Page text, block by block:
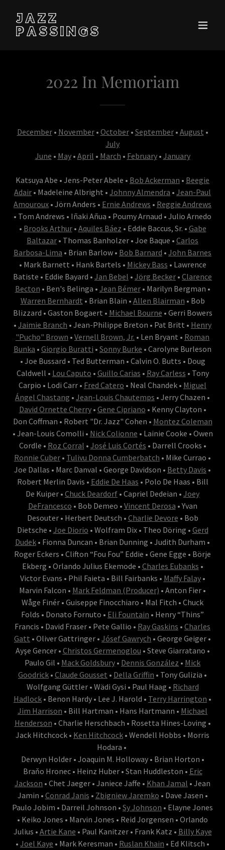
JAZZ
PASSINGS
2022 In Memoriam
December• November• October• September• August •
July
June • May• April • March • February• January
Katsuya Abe • Jens-Peter Abele • Bob Ackerman • Beegie
Adair • Madeleine Albright • Johnny Almendra • Jean-Paul
Amouroux • Jörn Anders • Ernie Andrews • Reggie Andrews
• Tom Andrews • Iñaki Añua • Poumy Arnaud • Julio Arnedo
• Brooks Arthur• Aquiles Báez • Eddie Baccus, Sr. • Gabe
Baltazar • Thomas Banholzer • Joe Baque • Carlos
Barbosa-Lima • Brian Barlow • Bob Barnard • John Barnes
• Mark Barnett • Hank Bartels • Mickey Bass • Lawrence
Batiste • Eddie Bayard • Jan Bebel • Jörg Becker • Clarence
Becton • Ben's Belinga • Jean Bémer• Marilyn Bergman •
Warren Bernhardt • Brian Blain • Allen Blairman • Bob
Blizzard • Gaston Bogaert • Michael Bourne • Gerri Bowers
• Jaimie Branch • Jean-Philippe Breton • Pat Britt • Henry
"Pucho" Brown • Vernell Brown, Jr. • Len Bryant • Roman
Bunka • Giorgio Buratti • Sonny Burke • Carolyne Burleson
• Joe Bussard • Ted Butterman • Calvin O. Butts • Doug
Caldwell • Lou Caputo • Guillo Carias • Ray Carless • Tony
Carpio • Lodi Carr • Fred Catero • Neal Chandek • Miguel
Ángel Chastang • Jean-Louis Chautemps • Jerry Chazen •
David Ornette Cherry• Gene Cipriano • Kenny Clayton •
Don Coffman • Robert "Dr. Jazz" Cohen • Montez Coleman
• Jean-Louis Comolli • Nick Colionne • Lainie Cooke • Owen
Cordle • Roz Corral • José Luis Cortés • Darrell Crooks •
Ronnie Cuber • Tulivu Donna Cumberbatch • Mike Currao •
Joe Dallas • Marc Danval • George Davidson • Betty Davis •
Robert Merlin Davis • Eddie De Haas • Polo De Haas • Bill
De Kuiper • Chuck Deardorf • Capriel Dedeian • Joey
DeFrancesco • Bob Demeo • Vincent Derosa • Yvan
Desouter • Herbert Deutsch • Charlie Devore • Bob
Dietsche • Joe Diorio • Wolfram Dix • Theo Döring • Gerd
Dudek • Fionna Duncan • Brian Dunning • Judith Durham •
Roger Eckers • Clifton “Fou Fou” Eddie • Gene Egge • Börje
Ekberg • Orlando Julius Ekemode • Charles Eubanks •
Victor Evans • Phil Faieta • Bill Fairbanks • Maffy Falay•
Marvin Falcon • Mark Feldman (Producer) • Anton Fier •
Wåge Finér • Guiseppe Finocchiaro • Mal Fitch • Chuck
Folds • Donato Fornuto • Eli Fountain • Henry “Thins”
Francis • David Fraser • Pete Gallio • Ray Gaskins • Charles
Gatt • Oliver Gattringer • Jósef Gawrych • George Geiger •
Ayşe Gencer • Christos Germenoglou • Steve Giarratano •
Paulo Gil • Mack Goldsbury • Dennis González • Mick
Goodrick • Claude Gousset • Della Griffin • Tony Gulizia •
Wolfgang Güttler • Wädi Gysi • Paul Haag • Richard
Hadlock • Benon Hardy • Lee J. Harold • Terry Harrington •
Jim Harrison • Bill Hartman • Hans Hartmann • Michael
Henderson • Charlie Herschbach • Rosetta Hines-Loving •
Jack Hitchcock • Ken Hitchcock • Wendell Hobbs • Morris
Hodara •
Derwyn Holder • Joaquin M. Holloway • Brian Horton •
Braňo Hronec • Heinz Huber • Stan Huddleston • Eric
Jackson • Chet Jaeger • Janiece Jaffe • Khan Jamal • Jean
Jamin • Conrad Janis • Zbigniew Jaremko • Dave Jasen •
Paulo Jobim • Darreil Johnson • Sy Johnson • Elayne Jones
• Keiko Jones • Marvin Jones • Reid Jorgensen • Orlando
Julius • Artie Kane • Paul Kanitzer • Frank Katz • Billy Kaye
• Joel Kaye • Mark Keresman • Ruslan Khain • Ed Klitsch •